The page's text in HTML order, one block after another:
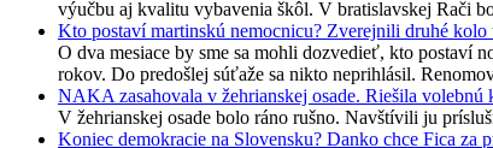
výučbu aj kvalitu vybavenia škôl. V bratislavskej Rači
Kto postaví martinskú nemocnicu? Zverejnili druhé kolo
O dva mesiace by sme sa mohli dozvedieť, kto postaví
rokov. Do predošlej súťaže sa nikto neprihlásil.
NAKA zasahovala v žehrianskej osade. Riešila volebnú
V žehrianskej osade bolo ráno rušno. Navštívili ju
Koniec demokracie na Slovensku? Danko chce Fica za